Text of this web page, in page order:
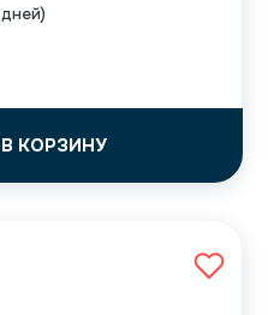
КОРЗИНУ